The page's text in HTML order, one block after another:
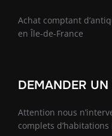
Achat comptant
en Île-de-France
DEMANDER
Attention nous
complets